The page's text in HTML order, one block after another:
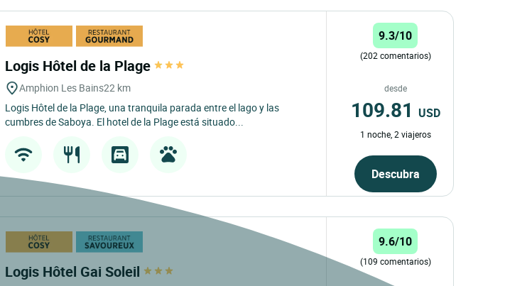
Logis Hôtel de la Plage
Amphion Les Bains22 km
Logis Hôtel de la Plage, una tranquila parada entre el lago y las
cumbres de Saboya. El hotel de la Plage está situado...
9.3/10
(202 comentarios)
desde
109.81 USD
1 noche, 2 viajeros
Descubra
Logis Hôtel Gai Soleil
9.6/10
(109 comentarios)